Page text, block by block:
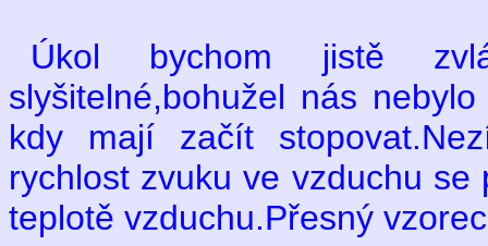
Úkol bychom jistě
slyšitelné,bohužel nás
kdy mají začít
rychlost zvuku ve vzduchu
teplotě vzduchu.Přesný